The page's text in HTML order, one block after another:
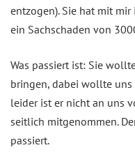
entzogen). Sie hat mit
ein Sachschaden von
Was passiert ist: Sie
bringen, dabei wollte
leider ist er nicht an uns
seitlich mitgenommen.
passiert.